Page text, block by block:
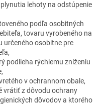
lehoty na odstúpenie
podľa osobitných
tovaru vyrobeného na
určeného osobitne pre
podlieha rýchlemu zníženiu
v ochrannom obale,
vrátiť z dôvodu ochrany
dôvodov a ktorého